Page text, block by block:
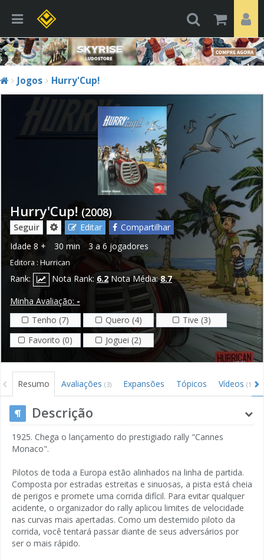
Jogos Hurry'Cup!
Hurry'Cup! (2008)
Seguir Editar
Compartilhar
Idade 8 + 30 min 3 a 6 jogadores
Editora : Hurrican
Rank: Nota Rank: 6.2 Nota Média:8.7
Minha Avaliação: -
Tenho (7)
Quero (4)
Tive (3)
Favorito (0)
Joguei (2)
Resumo Avaliações (3) Expansões Tópicos Vídeos (1)
Descrição
1925. Chega o lançamento do prestigiado rally "Cannes
Monaco".
Pilotos de toda a Europa estão alinhados na linha de partida.
Composta por estradas estreitas e sinuosas, a pista está cheia
de perigos e promete uma corrida difícil. Para evitar qualquer
acidente, o organizador do rally aplicou limites de velocidade
nas curvas mais apertadas. Como um destemido piloto da
corrida, você tentará passar diante de seus adversários por
ser o mais rápido.